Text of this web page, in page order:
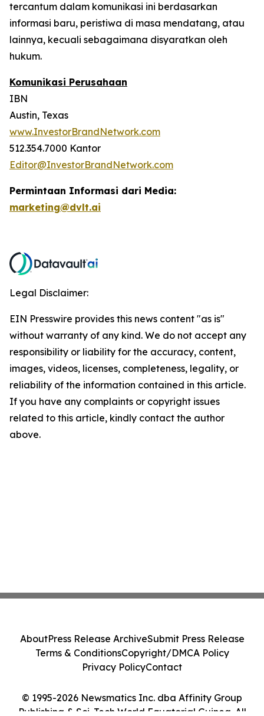
tercantum dalam komunikasi ini berdasarkan
informasi baru, peristiwa di masa mendatang, atau
lainnya, kecuali sebagaimana disyaratkan oleh
hukum.
Komunikasi Perusahaan
IBN
Austin, Texas
www.InvestorBrandNetwork.com
512.354.7000 Kantor
Editor@InvestorBrandNetwork.com
Permintaan Informasi dari Media:
marketing@dvlt.ai
Legal Disclaimer:
EIN Presswire provides this news content "as is"
without warranty of any kind. We do not accept any
responsibility or liability for the accuracy, content,
images, videos, licenses, completeness, legality, or
reliability of the information contained in this article.
If you have any complaints or copyright issues
related to this article, kindly contact the author
above.
© 1995-2026 Newsmatics Inc. dba Affinity Group
Publishing & Sci-Tech World Equatorial Guinea. All
AboutPress Release ArchiveSubmit Press Release
Terms & ConditionsCopyright/DMCA Policy
Privacy PolicyContact